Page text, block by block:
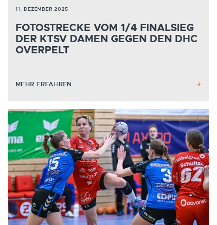
11. DEZEMBER 2025
FOTOSTRECKE VOM 1/4 FINALSIEG
DER KTSV DAMEN GEGEN DEN DHC
OVERPELT
MEHR ERFAHREN